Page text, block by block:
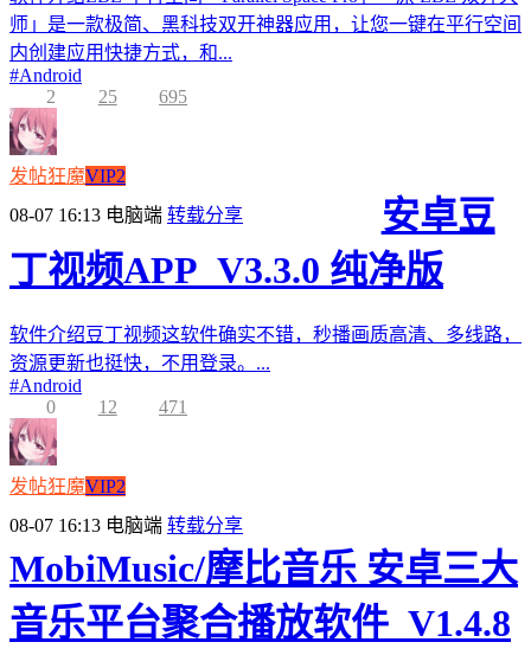
师」是一款极简、黑科技双开神器应用，让您一键在平行空间
内创建应用快捷方式，和...
#Android
2
25 695
发帖狂魔VIP2
08-07 16:13 电脑端 转载分享
安卓豆
丁视频APP_V3.3.0 纯净版
软件介绍豆丁视频这软件确实不错，秒播画质高清、多线路，
资源更新也挺快，不用登录。...
#Android
0
12 471
发帖狂魔VIP2
08-07 16:13 电脑端 转载分享
MobiMusic/摩比音乐 安卓三大
音乐平台聚合播放软件_V1.4.8